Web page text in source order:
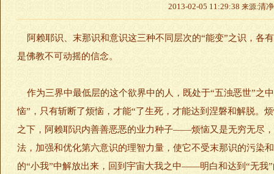
2013-02-05 11:29:38 来源:清
阿赖耶识、末那识和意识这三种不同层次的“能变”之识，各
是佛教不可动摇的信念。
作为三界中最低层的这个欲界中的人，既处于“五浊恶世”之
恼”，只有斩断了烦恼，才能“了生死，才能达到涅磐和解脱
之下，阿赖耶识内善善恶恶的业力种子——烦恼又是无穷无尽
法，加强和优化第六意识的理智力量，使它不受末那识的污染
的“小我”中解放出来，回到宇宙大我之中——明白和达到“无我